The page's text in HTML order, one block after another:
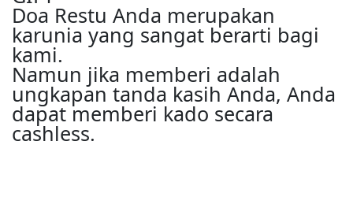
Doa Restu Anda merupakan
karunia yang sangat berarti bagi
kami.
Namun jika memberi adalah
ungkapan tanda kasih Anda, Anda
dapat memberi kado secara
cashless.